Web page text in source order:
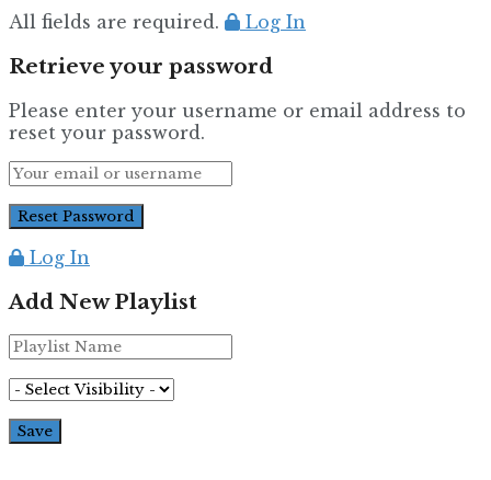
All fields are required. Log In
Retrieve your password
Please enter your username or email address to
reset your password.
Log In
Add New Playlist